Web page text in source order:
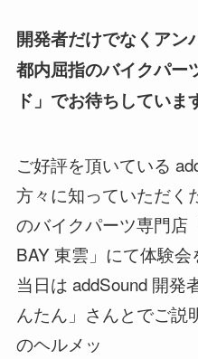
開発者だけでなくアン
都内屈指のバイクパー
ド」でお待ちしていま
ご好評を頂いている
方々に知っていただく
のバイクパーツ専門店
BAY 東雲」にて体験会
当日は addSound 開発
んたん」さんとでご説
のヘルメッ